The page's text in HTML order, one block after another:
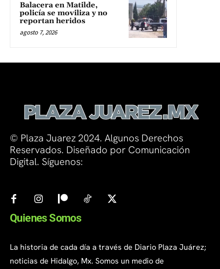
Balacera en Matilde,
policía se moviliza y no
reportan heridos
agosto 7, 2026
© Plaza Juarez 2024. Algunos Derechos
Reservados. Diseñado por Comunicación
Digital. Síguenos:
Quienes Somos
La historia de cada día a través de Diario Plaza Juárez;
noticias de Hidalgo, Mx. Somos un medio de